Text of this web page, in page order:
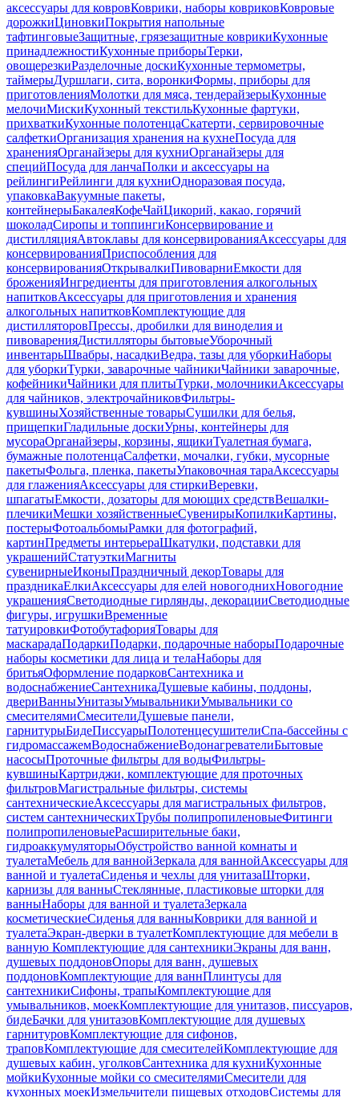
аксессуары для ковровКоврики, наборы ковриковКовровые
дорожкиЦиновкиПокрытия напольные
тафтинговыеЗащитные, грязезащитные коврикиКухонные
принадлежностиКухонные приборыТерки,
овощерезкиРазделочные доскиКухонные термометры,
таймерыДуршлаги, сита, воронкиФормы, приборы для
приготовленияМолотки для мяса, тендерайзерыКухонные
мелочиМискиКухонный текстильКухонные фартуки,
прихваткиКухонные полотенцаСкатерти, сервировочные
салфеткиОрганизация хранения на кухнеПосуда для
храненияОрганайзеры для кухниОрганайзеры для
специйПосуда для ланчаПолки и аксессуары на
рейлингиРейлинги для кухниОдноразовая посуда,
упаковкаВакуумные пакеты,
контейнерыБакалеяКофеЧайЦикорий, какао, горячий
шоколадСиропы и топпингиКонсервирование и
дистилляцияАвтоклавы для консервированияАксессуары для
консервированияПриспособления для
консервированияОткрывалкиПивоварниЕмкости для
броженияИнгредиенты для приготовления алкогольных
напитковАксессуары для приготовления и хранения
алкогольных напитковКомплектующие для
дистилляторовПрессы, дробилки для виноделия и
пивоваренияДистилляторы бытовыеУборочный
инвентарьШвабры, насадкиВедра, тазы для уборкиНаборы
для уборкиТурки, заварочные чайникиЧайники заварочные,
кофейникиЧайники для плитыТурки, молочникиАксессуары
для чайников, электрочайниковФильтры-
кувшиныХозяйственные товарыСушилки для белья,
прищепкиГладильные доскиУрны, контейнеры для
мусораОрганайзеры, корзины, ящикиТуалетная бумага,
бумажные полотенцаСалфетки, мочалки, губки, мусорные
пакетыФольга, пленка, пакетыУпаковочная тараАксессуары
для глаженияАксессуары для стиркиВеревки,
шпагатыЕмкости, дозаторы для моющих средствВешалки-
плечикиМешки хозяйственныеСувенирыКопилкиКартины,
постерыФотоальбомыРамки для фотографий,
картинПредметы интерьераШкатулки, подставки для
украшенийСтатуэткиМагниты
сувенирныеИконыПраздничный декорТовары для
праздникаЕлкиАксессуары для елей новогоднихНовогодние
украшенияСветодиодные гирлянды, декорацииСветодиодные
фигуры, игрушкиВременные
татуировкиФотобутафорияТовары для
маскарадаПодаркиПодарки, подарочные наборыПодарочные
наборы косметики для лица и телаНаборы для
бритьяОформление подарковСантехника и
водоснабжениеСантехникаДушевые кабины, поддоны,
двериВанныУнитазыУмывальникиУмывальники со
смесителямиСмесителиДушевые панели,
гарнитурыБидеПиссуарыПолотенцесушителиСпа-бассейны с
гидромассажемВодоснабжениеВодонагревателиБытовые
насосыПроточные фильтры для водыФильтры-
кувшиныКартриджи, комплектующие для проточных
фильтровМагистральные фильтры, системы
сантехническиеАксессуары для магистральных фильтров,
систем сантехническихТрубы полипропиленовыеФитинги
полипропиленовыеРасширительные баки,
гидроаккумуляторыОбустройство ванной комнаты и
туалетаМебель для ваннойЗеркала для ваннойАксессуары для
ванной и туалетаСиденья и чехлы для унитазаШторки,
карнизы для ванныСтеклянные, пластиковые шторки для
ванныНаборы для ванной и туалетаЗеркала
косметическиеСиденья для ванныКоврики для ванной и
туалетаЭкран-дверки в туалетКомплектующие для мебели в
ванную Комплектующие для сантехникиЭкраны для ванн,
душевых поддоновОпоры для ванн, душевых
поддоновКомплектующие для ваннПлинтусы для
сантехникиСифоны, трапыКомплектующие для
умывальников, моекКомплектующие для унитазов, писсуаров,
бидеБачки для унитазовКомплектующие для душевых
гарнитуровКомплектующие для сифонов,
траповКомплектующие для смесителейКомплектующие для
душевых кабин, уголковСантехника для кухниКухонные
мойкиКухонные мойки со смесителямиСмесители для
кухонных моекИзмельчители пищевых отходовСистемы для